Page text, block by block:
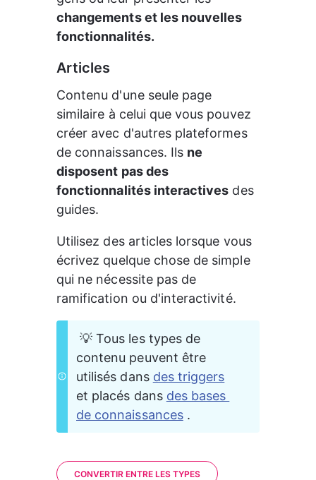
changements et les nouvelles
fonctionnalités.
Articles
Contenu d'une seule page
similaire à celui que vous pouvez
créer avec d'autres plateformes
de connaissances. Ils ne
disposent pas des
fonctionnalités interactives des
guides.
Utilisez des articles lorsque vous
écrivez quelque chose de simple
qui ne nécessite pas de
ramification ou d'interactivité.
💡 Tous les types de
contenu peuvent être
utilisés dans des triggers
et placés dans des bases
de connaissances .
CONVERTIR ENTRE LES TYPES